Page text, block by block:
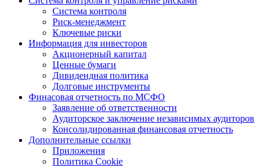
Система контроля
Риск-менеджмент
Ключевые риски
Информация для инвесторов
Акционерный капитал
Ценные бумаги
Дивидендная политика
Долговые инструменты
Финасовая отчетность по МСФО
Заявление об ответственности
Аудиторское заключение независимых аудиторов
Консолидированная финансовая отчетность
Дополнительные ссылки
Приложения
Политика Cookie